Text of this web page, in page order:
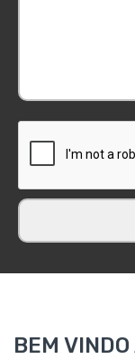
BEM